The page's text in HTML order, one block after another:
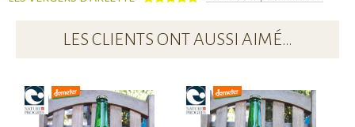
LES CLIENTS ONT AUSSI AIMÉ…